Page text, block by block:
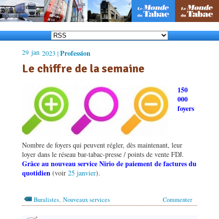
29 jan 2023 | Profession
Le chiffre de la semaine
150
000
foyers
Nombre de foyers qui peuvent régler, dès maintenant, leur
loyer dans le réseau bar-tabac-presse / points de vente FDJ.
Grâce au nouveau service Nirio de paiement de factures du
quotidien (voir 25 janvier).
Commenter
Buralistes, Nouveaux services